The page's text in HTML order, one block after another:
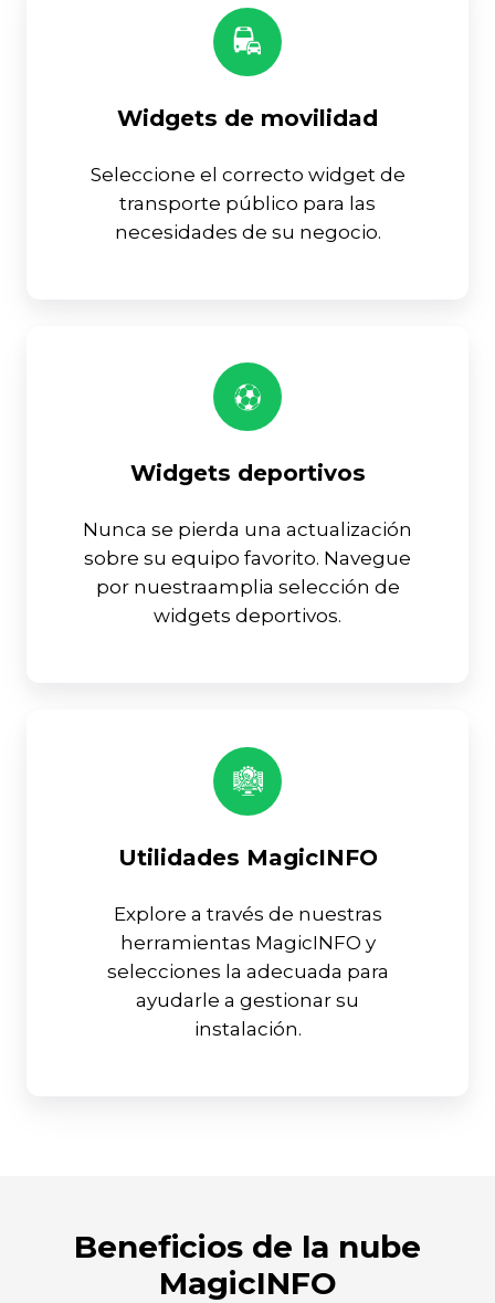
Widgets de movilidad
Seleccione el correcto widget de
transporte público para las
necesidades de su negocio.
Widgets deportivos
Nunca se pierda una actualización
sobre su equipo favorito. Navegue
por nuestraamplia selección de
widgets deportivos.
Utilidades MagicINFO
Explore a través de nuestras
herramientas MagicINFO y
selecciones la adecuada para
ayudarle a gestionar su
instalación.
Beneficios de la nube
MagicINFO